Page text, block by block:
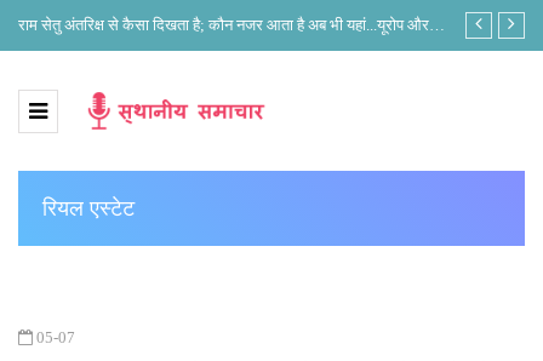
राम सेतु अंतरिक्ष से कैसा दिखता है; कौन नजर आता है अब भी यहां...यूरोप और
भारत के नजरिए में क्या है अंतर?
लोकसभा
रियल एस्टेट
05-07